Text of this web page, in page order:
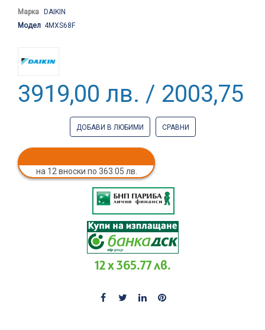
Марка DAIKIN
Модел 4MXS68F
3919,00 лв. / 2003,75 €
ДОБАВИ В ЛЮБИМИ СРАВНИ
на 12 вноски по 363.05 лв.
12 x 365.77 лв.